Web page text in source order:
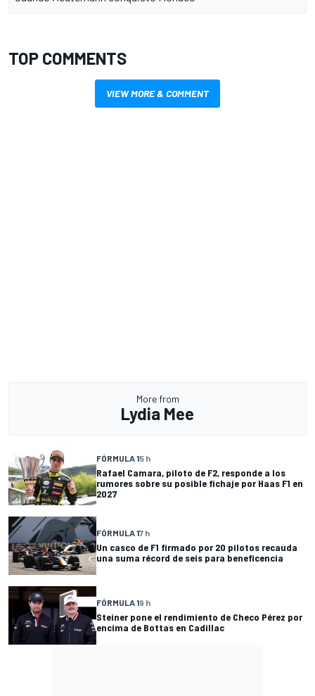
TOP COMMENTS
VIEW MORE & COMMENT
More from
Lydia Mee
FÓRMULA 15 h
Rafael Camara, piloto de F2, responde a los
rumores sobre su posible fichaje por Haas F1 en
2027
FÓRMULA 17 h
Un casco de F1 firmado por 20 pilotos recauda
una suma récord de seis para beneficencia
FÓRMULA 19 h
Steiner pone el rendimiento de Checo Pérez por
encima de Bottas en Cadillac